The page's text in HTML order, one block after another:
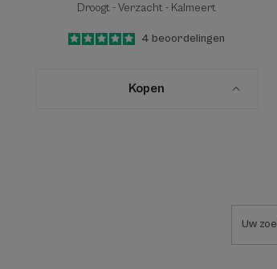
Droogt - Verzacht - Kalmeert
5
/
5
4 beoordelingen
Kopen